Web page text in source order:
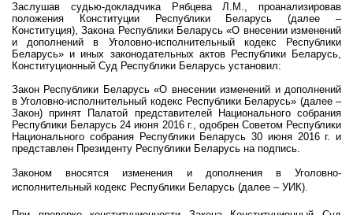
Заслушав судью-докладчика Рябцева Л.М., проанализировав
положения Конституции Республики Беларусь (далее –
Конституция), Закона Республики Беларусь «О внесении изменений
и дополнений в Уголовно-исполнительный кодекс Республики
Беларусь» и иных законодательных актов Республики Беларусь,
Конституционный Суд Республики Беларусь установил:
Закон Республики Беларусь «О внесении изменений и дополнений
в Уголовно-исполнительный кодекс Республики Беларусь» (далее –
Закон) принят Палатой представителей Национального собрания
Республики Беларусь 24 июня 2016 г., одобрен Советом Республики
Национального собрания Республики Беларусь 30 июня 2016 г. и
представлен Президенту Республики Беларусь на подпись.
Законом вносятся изменения и дополнения в Уголовно-
исполнительный кодекс Республики Беларусь (далее – УИК).